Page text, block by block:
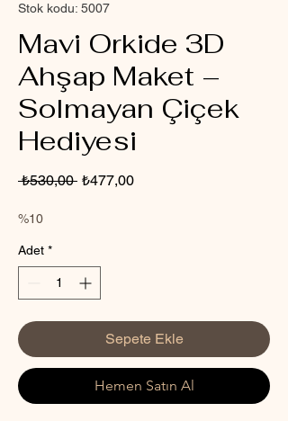
Stok kodu: 5007
Mavi Orkide 3D
Ahşap Maket –
Solmayan Çiçek
Hediyesi
₺530,00 Normal
₺477,00İndirimli
%10
Adet *
Sepete Ekle
Hemen Satın Al